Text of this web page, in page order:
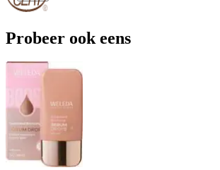
Probeer ook eens